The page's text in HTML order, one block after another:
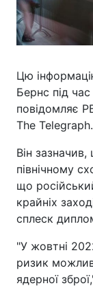
Цю
Бернс під
повідомляє
The Telegraph.
Він
північному
що
крайніх
сплеск
"У жовтні
ризик
ядерної